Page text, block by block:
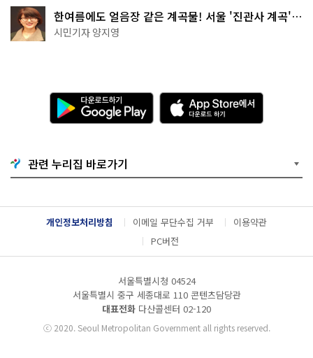
한여름에도 얼음장 같은 계곡물! 서울 '진관사 계곡'이
천국이네~
시민기자 양지영
다
운
로
기
G
o
g
l
e
l
A
p
p
e
서
다
운
드
관련 누리집 바로가기
개인정보처리방침 이메일 무단수집 거부
이용약관
PC버전
서울특별시청 04524
서울특별시 중구 세종대로 110 콘텐츠담당관
대표전화 다산콜센터 02-120
ⓒ2020. Seoul Metropolitan Government all rights reserved.